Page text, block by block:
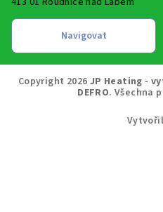
Copyright 2026 JP Heating -
DEFRO. Všechna